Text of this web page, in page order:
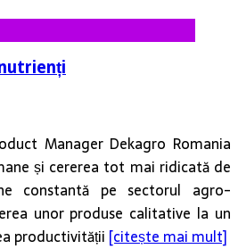
Manager Dekagro Romania
și cererea tot mai ridicată de
constantă pe sectorul agro-
unor produse calitative la un
productivității [citește mai mult]